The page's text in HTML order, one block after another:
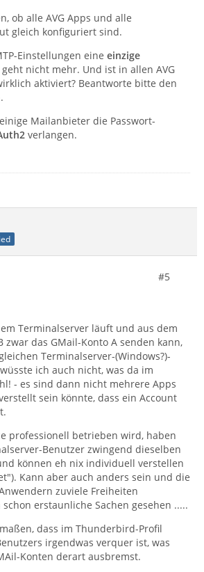
ob alle AVG Apps und alle
gleich konfiguriert sind.
Einstellungen eine einzige
nicht mehr. Und ist in allen AVG
aktiviert? Beantworte bitte den
Mailanbieter die Passwort-
verlangen.
#5
Terminalserver läuft und aus dem
zwar das GMail-Konto A senden kann,
Terminalserver-(Windows?)-
ich auch nicht, was da im
- es sind dann nicht mehrere Apps
sein könnte, dass ein Account
professionell betrieben wird, haben
Benutzer zwingend dieselben
können eh nix individuell verstellen
Kann aber auch anders sein und die
zuviele Freiheiten
erstaunliche Sachen gesehen .....
dass im Thunderbird-Profil
irgendwas verquer ist, was
Konten derart ausbremst.